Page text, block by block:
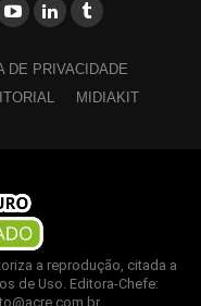
DE PRIVACIDADE
MIDIAKIT
a reprodução, citada a
de Uso. Editora-Chefe: